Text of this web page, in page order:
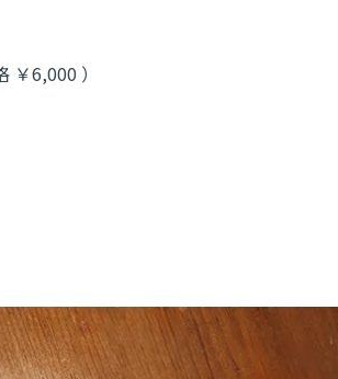
￥6,000 ）